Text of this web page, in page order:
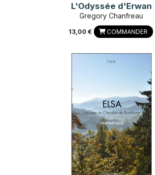
L'Odyssée d'Erwan
Gregory Chanfreau
13,00 € COMMANDER